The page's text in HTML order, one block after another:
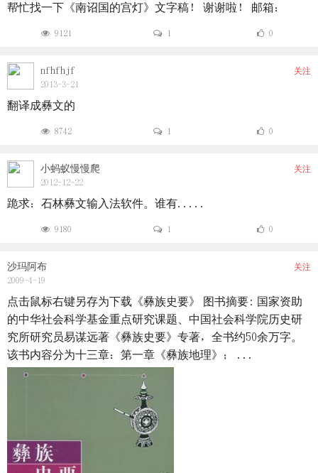
帮忙找一下《南诏国的宫灯》文字稿！ 谢谢啦！ 邮箱：
9121 1 0
nfhfhjf
2013-3-21
关注
翻译成彝文的
8742 1 0
小蚂蚁慢慢爬
2012-12-22
关注
跪求：石林彝文输入法软件。谁有.....
9180 1 0
沙玛阿布
2009-4-19
关注
点击鼠标右键另存为下载《彝族史要》 图书摘要: 国家资助
的中华社会科学基金重点研究课题、中国社会科学院历史研
究所研究员易谋远著《彝族史要》专著，全书约50余万字。
该书内容分为十三章：第一章《彝族地理》； ...